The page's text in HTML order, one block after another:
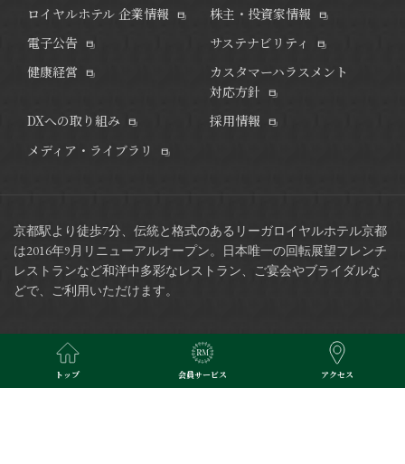
ロイヤルホテル 企業情報
株主・投資家情報
電子公告
サステナビリティ
健康経営
カスタマーハラスメント
対応方針
DXへの取り組み
採用情報
メディア・ライブラリ
京都駅より徒歩7分、伝統と格式のあるリーガロイヤルホテル京都
は2016年9月リニューアルオープン。
日本唯一の回転展望フレンチ
レストランなど和洋中多彩なレストラン、ご宴会やブライダルな
どで、ご利用いただけます。
※当サイトで掲載されている写真はイメージです。
トップ 会員サービス アクセス